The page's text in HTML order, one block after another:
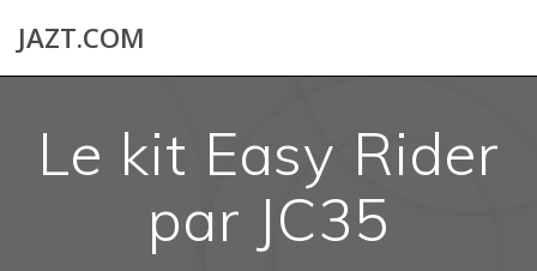
JAZT.COM
Le kit Easy Rider
par JC35